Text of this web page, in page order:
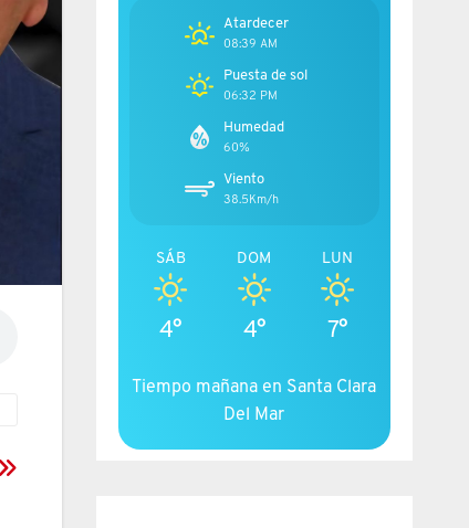
Atardecer
08:39 AM
Puesta de sol
06:32 PM
Humedad
60%
Viento
38.5Km/h
SÁB
4°
DOM
4°
LUN
7°
Tiempo mañana en Santa Clara
Del Mar